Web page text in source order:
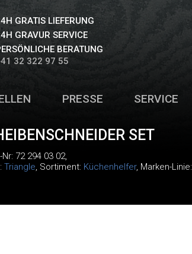
GRATIS LIEFERUNG
GRAVUR SERVICE
BERATUNG
32 322 97 55
PRESSE SERVICE
SET
72 294 03 02,
Triangle, Sortiment: Küchenhelfer, Marken-Linie: